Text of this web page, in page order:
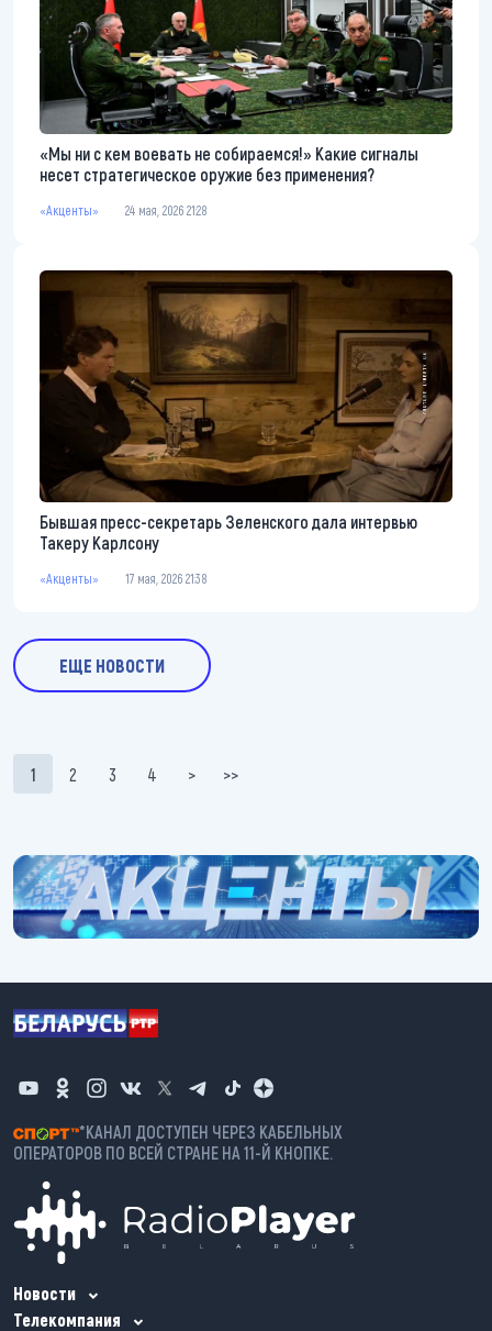
«Мы ни с кем воевать не собираемся!» Какие сигналы
несет стратегическое оружие без применения?
«Акценты» 24 мая, 2026 21:28
Бывшая пресс-секретарь Зеленского дала интервью
Такеру Карлсону
«Акценты» 17 мая, 2026 21:38
Текущая страница
1 Page
2 Page
3 Page
4 Следующая страница
> Последняя страница
>>
ЕЩЕ НОВОСТИ
https://belarus-news.by/akcenty
*КАНАЛ ДОСТУПЕН ЧЕРЕЗ КАБЕЛЬНЫХ
ОПЕРАТОРОВ ПО ВСЕЙ СТРАНЕ НА 11-Й КНОПКЕ.
Новости
Телекомпания